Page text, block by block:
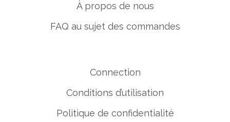
À propos de nous
FAQ au sujet des commandes
Connection
Conditions d’utilisation
Politique de confidentialité